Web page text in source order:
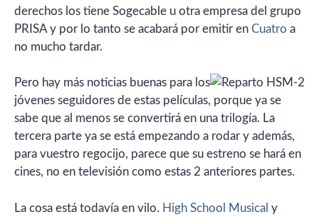
derechos los tiene Sogecable u otra empresa del grupo
PRISA y por lo tanto se acabará por emitir en Cuatro a
no mucho tardar.
Pero hay más noticias buenas para los
jóvenes seguidores de estas películas, porque ya se
sabe que al menos se convertirá en una trilogía. La
tercera parte ya se está empezando a rodar y además,
para vuestro regocijo, parece que su estreno se hará en
cines, no en televisión como estas 2 anteriores partes.
La cosa está todavía en vilo. High School Musical y